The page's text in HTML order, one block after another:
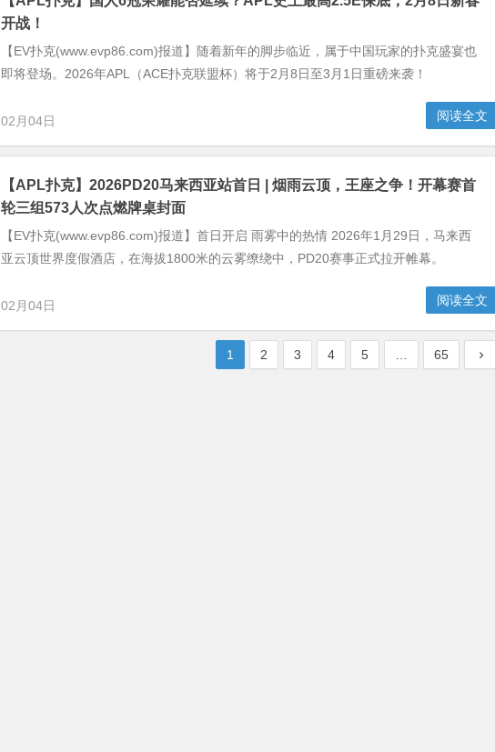
开战！
【EV扑克(www.evp86.com)报道】随着新年的脚步临近，属于中国玩家的扑克盛宴也
即将登场。2026年APL（ACE扑克联盟杯）将于2月8日至3月1日重磅来袭！
02月04日 阅读全文
【APL扑克】2026PD20马来西亚站首日 | 烟雨云顶，王座之争！开幕赛首
轮三组573人次点燃牌桌封面
【EV扑克(www.evp86.com)报道】首日开启 雨雾中的热情 2026年1月29日，马来西
亚云顶世界度假酒店，在海拔1800米的云雾缭绕中，PD20赛事正式拉开帷幕。
02月04日 阅读全文
1 2 3 4 5 65